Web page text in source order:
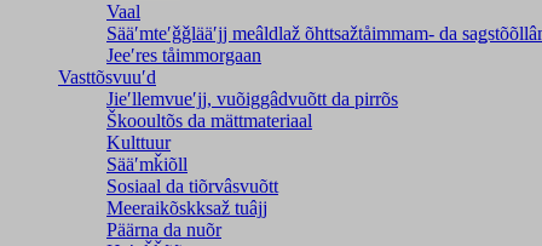
Vaal
Sääʹmteʹǧǧlääʹjj meâldlaž õhttsažtåimmam- da
Jeeʹres tåimmorgaan
Vasttõsvuuʹd
Jieʹllemvueʹjj, vuõiggâdvuõtt da pirrõs
Škooultõs da mättmateriaal
Kulttuur
Sääʹmǩiõll
Sosiaal da tiõrvâsvuõtt
Meeraikõskksaž tuâjj
Päärna da nuõr